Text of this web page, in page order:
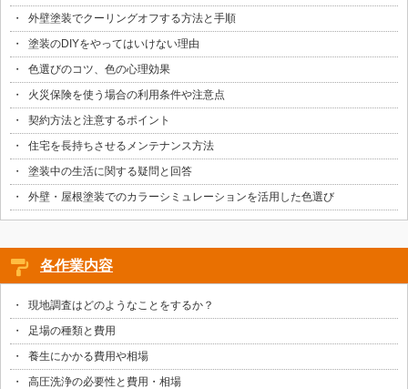
外壁塗装でクーリングオフする方法と手順
塗装のDIYをやってはいけない理由
色選びのコツ、色の心理効果
火災保険を使う場合の利用条件や注意点
契約方法と注意するポイント
住宅を長持ちさせるメンテナンス方法
塗装中の生活に関する疑問と回答
外壁・屋根塗装でのカラーシミュレーションを活用した色選び
各作業内容
現地調査はどのようなことをするか？
足場の種類と費用
養生にかかる費用や相場
高圧洗浄の必要性と費用・相場